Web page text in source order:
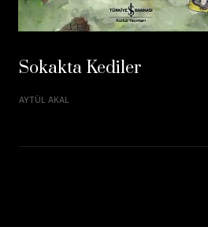
Sokakta Kediler
AYTÜL AKAL